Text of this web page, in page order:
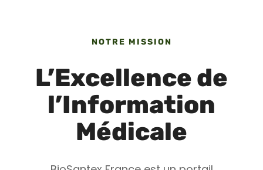
NOTRE MISSION
L’Excellence de
l’Information
Médicale